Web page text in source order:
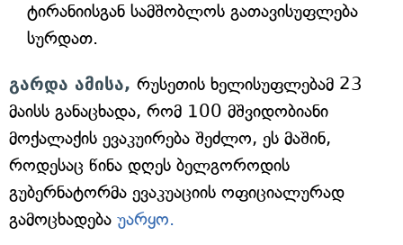
ტირანიისგან სამშობლოს გათავისუფლება
სურდათ.
გარდა ამისა, რუსეთის ხელისუფლებამ 23
მაისს განაცხადა, რომ 100 მშვიდობიანი
მოქალაქის ევაკუირება შეძლო, ეს მაშინ,
როდესაც წინა დღეს ბელგოროდის
გუბერნატორმა ევაკუაციის ოფიციალურად
გამოცხადება უარყო.